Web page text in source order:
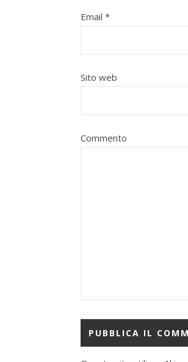
Email *
Sito web
Commento